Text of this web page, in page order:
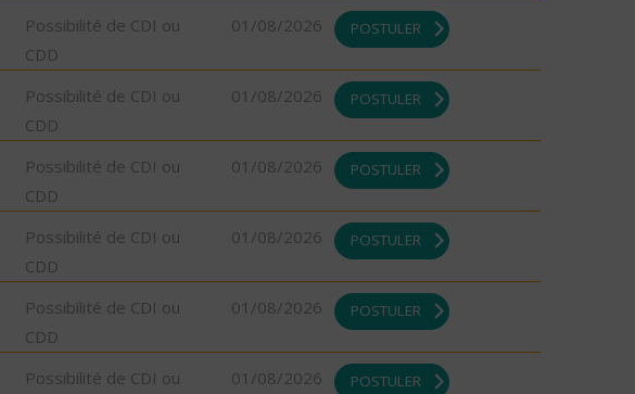
Possibilité de CDI ou
CDD
01/08/2026 POSTULER
Possibilité de CDI ou
CDD
01/08/2026 POSTULER
Possibilité de CDI ou
CDD
01/08/2026 POSTULER
Possibilité de CDI ou
CDD
01/08/2026 POSTULER
Possibilité de CDI ou
CDD
01/08/2026 POSTULER
Possibilité de CDI ou
01/08/2026 POSTULER